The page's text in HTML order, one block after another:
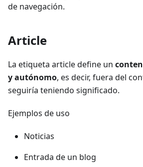
de navegación.
Article
La etiqueta article define un
y autónomo, es decir, fuera del
seguiría teniendo significado.
Ejemplos de uso
Noticias
Entrada de un blog